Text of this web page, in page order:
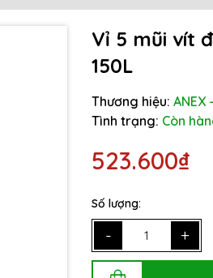
Vỉ 5 mũi vít
150L
Thương hiệu: ANEX
Tình trạng: Còn
523.600₫
Số lượng:
- +
Ngày hết hạn: